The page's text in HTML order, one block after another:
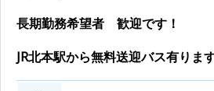
長期勤務希望者 歓迎です！
JR北本駅から無料送迎バス有りま